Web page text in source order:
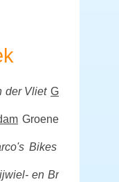
der Vliet G
Groene
Bikes
en Br